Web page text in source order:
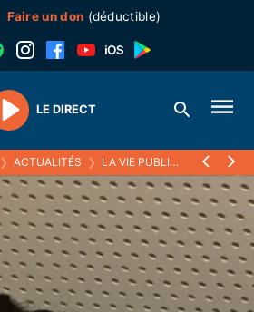
Faire un don (déductible)
Play
LE DIRECT
❯ ACTUALITÉS ❯ LA VIE PUBLIQUE ❯ 12